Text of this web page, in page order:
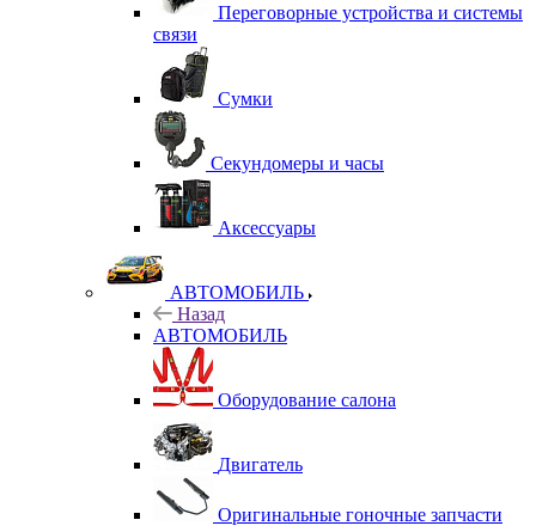
Переговорные устройства и системы
связи
Сумки
Секундомеры и часы
Аксессуары
АВТОМОБИЛЬ
Назад
АВТОМОБИЛЬ
Оборудование салона
Двигатель
Оригинальные гоночные запчасти